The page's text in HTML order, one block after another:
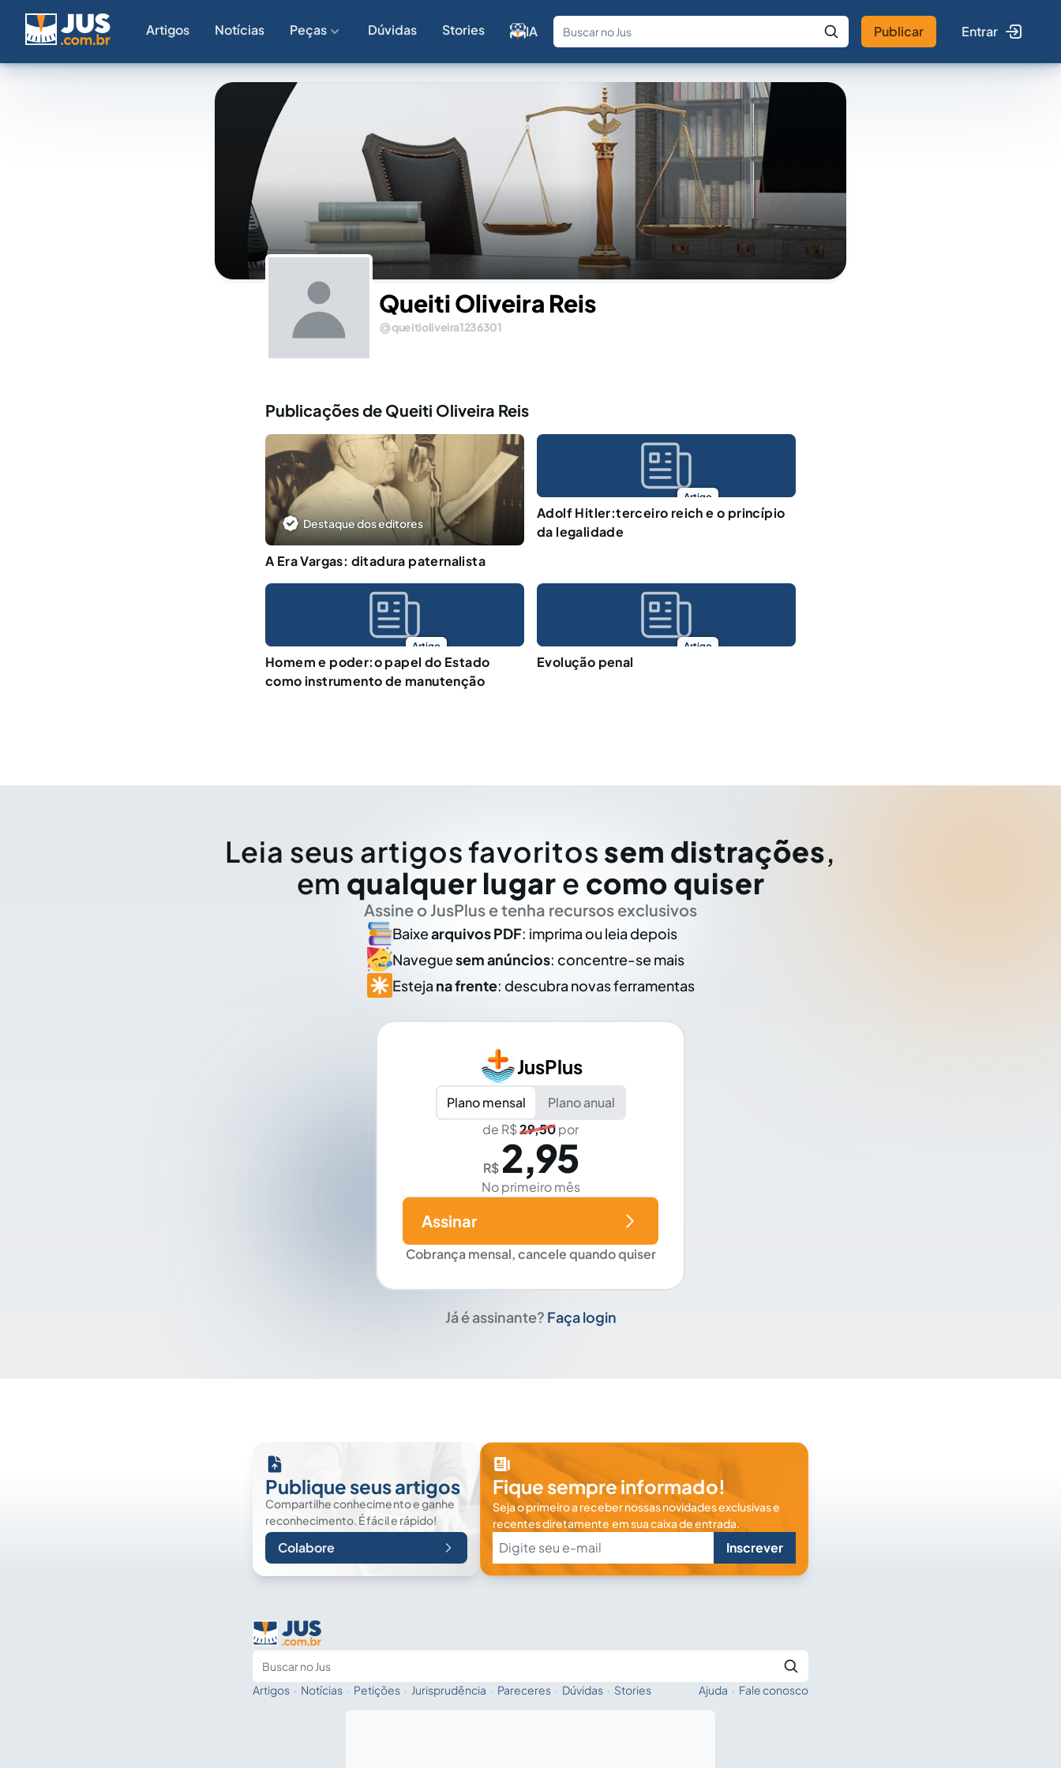
Artigos Notícias Peças Dúvidas Stories IA
Fale com a IA Buscar no Jus
Publicar Entrar
Queiti Oliveira Reis
queitioliveira1236301
Publicações de Queiti Oliveira Reis
Destaque dos editores
A Era Vargas: ditadura paternalista
Artigo
Adolf Hitler:terceiro reich e o princípio
da legalidade
Artigo
Homem e poder:o papel do Estado
como instrumento de manutenção
Artigo
Evolução penal
Leia seus artigos favoritos sem distrações,
em qualquer lugar e como quiser
Assine o JusPlus e tenha recursos exclusivos
Baixearquivos PDF: imprima ou leia depois
Naveguesem anúncios: concentre-se mais
Esteja na frente: descubra novas ferramentas
JusPlus
Plano mensal
Plano anual
de R$29,50por
R$ 2,95
No primeiro mês
Cobrança mensal, cancele quando quiser
Assinar
Já é assinante? Faça login
Publique seus artigos
Compartilhe conhecimento e ganhe
reconhecimento. É fácil e rápido!
Colabore
Fique sempre informado!
Seja o primeiro a receber nossas novidades exclusivas e
recentes diretamente em sua caixa de entrada.
Inscrever
Artigos · Notícias · Petições · Jurisprudência · Pareceres · Dúvidas · Stories Ajuda · Fale conosco